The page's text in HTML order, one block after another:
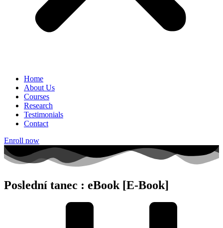
Home
About Us
Courses
Research
Testimonials
Contact
Enroll now
Poslední tanec : eBook [E-Book]